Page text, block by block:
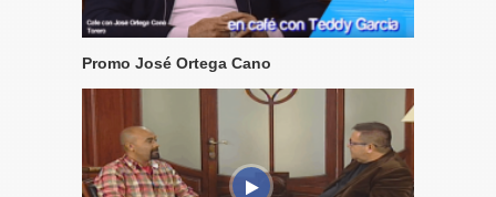
Promo José Ortega Cano